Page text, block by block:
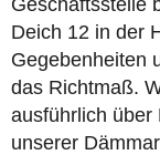
Geschäftsstelle
Deich 12 in der
Gegebenheiten
das Richtmaß.
ausführlich über
unserer